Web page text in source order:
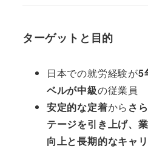
ターゲットと目的
日本での就労経験が5
ベルが中級の従業員
安定的な定着から さ
テージを引き上げ、
向上と長期的なキャ